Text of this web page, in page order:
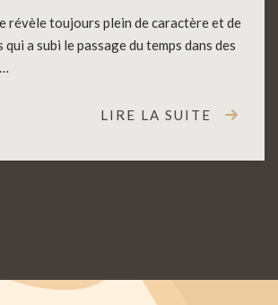
révèle toujours plein de caractère et de
qui a subi le passage du temps dans des
LIRE LA SUITE